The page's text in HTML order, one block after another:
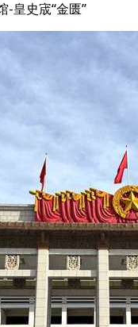
-皇史宬“金匮”